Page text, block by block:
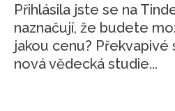
Přihlásila jste se na
naznačují, že budete
jakou cenu?
nová vědecká studie...